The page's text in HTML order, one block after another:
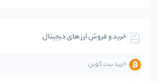
تحلیل
جهان
خرید و فروش ارز های دیجیتال
خرید بیت کوین